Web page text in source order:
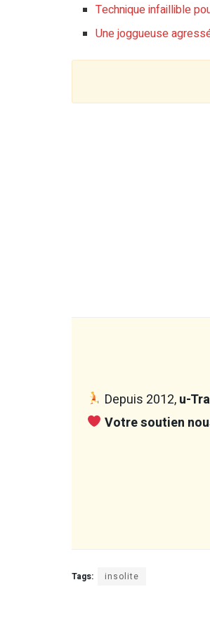
Technique infaillible
Une joggueuse
Depuis 2012,u-
Votre soutien
Tags: insolite